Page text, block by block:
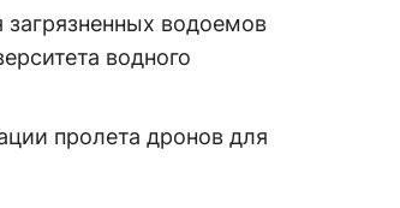
загрязненных водоемов
водного
пролета дронов для